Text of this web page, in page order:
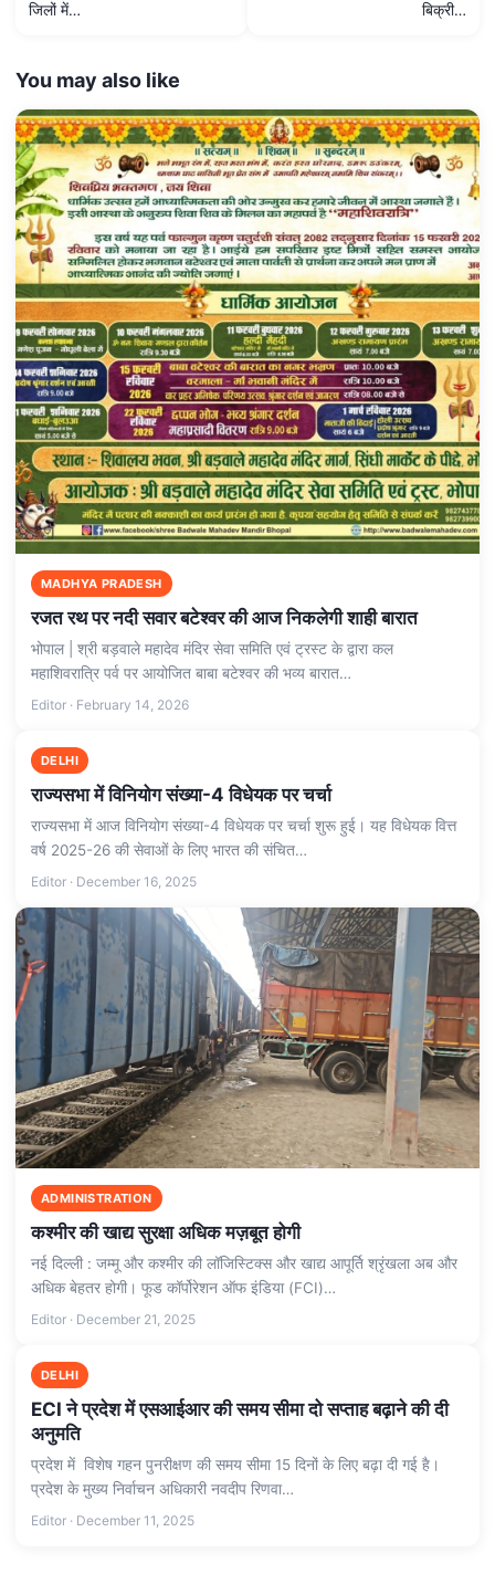
जिलों में…
बिक्री…
You may also like
MADHYA PRADESH
रजत रथ पर नदी सवार बटेश्वर की आज निकलेगी शाही बारात
भोपाल | श्री बड़वाले महादेव मंदिर सेवा समिति एवं ट्रस्ट के द्वारा कल
महाशिवरात्रि पर्व पर आयोजित बाबा बटेश्वर की भव्य बारात…
Editor · February 14, 2026
DELHI
राज्यसभा में विनियोग संख्या-4 विधेयक पर चर्चा
राज्यसभा में आज विनियोग संख्या-4 विधेयक पर चर्चा शुरू हुई। यह विधेयक वित्त
वर्ष 2025-26 की सेवाओं के लिए भारत की संचित…
Editor · December 16, 2025
ADMINISTRATION
कश्मीर की खाद्य सुरक्षा अधिक मज़बूत होगी
नई दिल्ली : जम्मू और कश्मीर की लॉजिस्टिक्स और खाद्य आपूर्ति श्रृंखला अब और
अधिक बेहतर होगी। फूड कॉर्पोरेशन ऑफ इंडिया (FCI)…
Editor · December 21, 2025
DELHI
ECI ने प्रदेश में एसआईआर की समय सीमा दो सप्ताह बढ़ाने की दी
अनुमति
प्रदेश में विशेष गहन पुनरीक्षण की समय सीमा 15 दिनों के लिए बढ़ा दी गई है।
प्रदेश के मुख्य निर्वाचन अधिकारी नवदीप रिणवा…
Editor · December 11, 2025